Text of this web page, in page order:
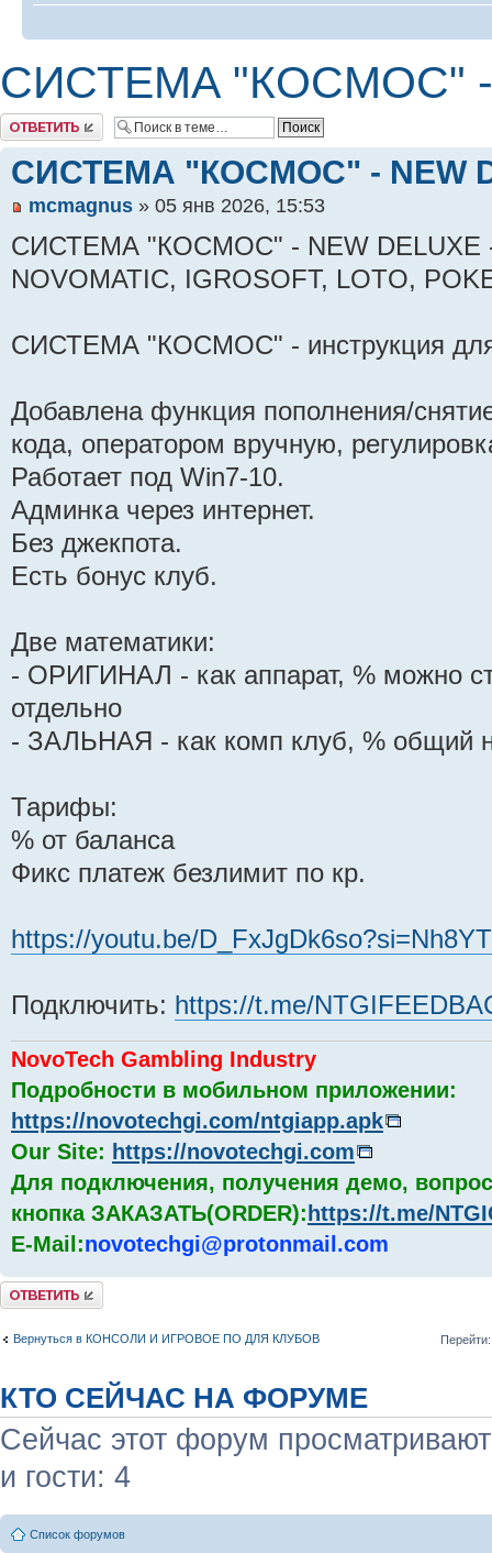
СИСТЕМА "КОСМОС" -
Комментировать
СИСТЕМА "КОСМОС" - NEW
mcmagnus » 05 янв 2026, 15:53
СИСТЕМА "КОСМОС" - NEW DELUXE -
NOVOMATIC, IGROSOFT, LOTO,
СИСТЕМА "КОСМОС" - инструкция для
Добавлена функция пополнения/
кода, оператором вручную,
Работает под Win7-10.
Админка через интернет.
Без джекпота.
Есть бонус клуб.
Две математики:
- ОРИГИНАЛ - как аппарат, % можно
отдельно
- ЗАЛЬНАЯ - как комп клуб, % общий
Тарифы:
% от баланса
Фикс платеж безлимит по кр.
https://youtu.be/
Подключить: https://t.me/
NovoTech Gambling Industry
Подробности в мобильном приложении:
https://novotechgi.com/ntgiapp.apk
Our Site: https://novotechgi.com
Для подключения, получения демо,
кнопка ЗАКАЗАТЬ(ORDER): https://t.me/
E-Mail:novotechgi@protonmail.com
Комментировать
Вернуться в КОНСОЛИ И ИГРОВОЕ ПО ДЛЯ КЛУБОВ Перейти:
КТО СЕЙЧАС НА ФОРУМЕ
Сейчас этот форум
и гости: 4
Список форумов